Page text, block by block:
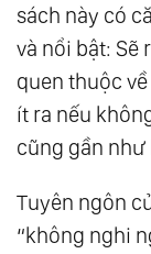
sách này có
và nổi bật: Sẽ
quen thuộc
ít ra nếu
cũng gần như
Tuyên ngôn
“không nghi